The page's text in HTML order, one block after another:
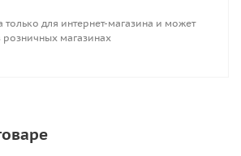
только для интернет-магазина и может
розничных магазинах